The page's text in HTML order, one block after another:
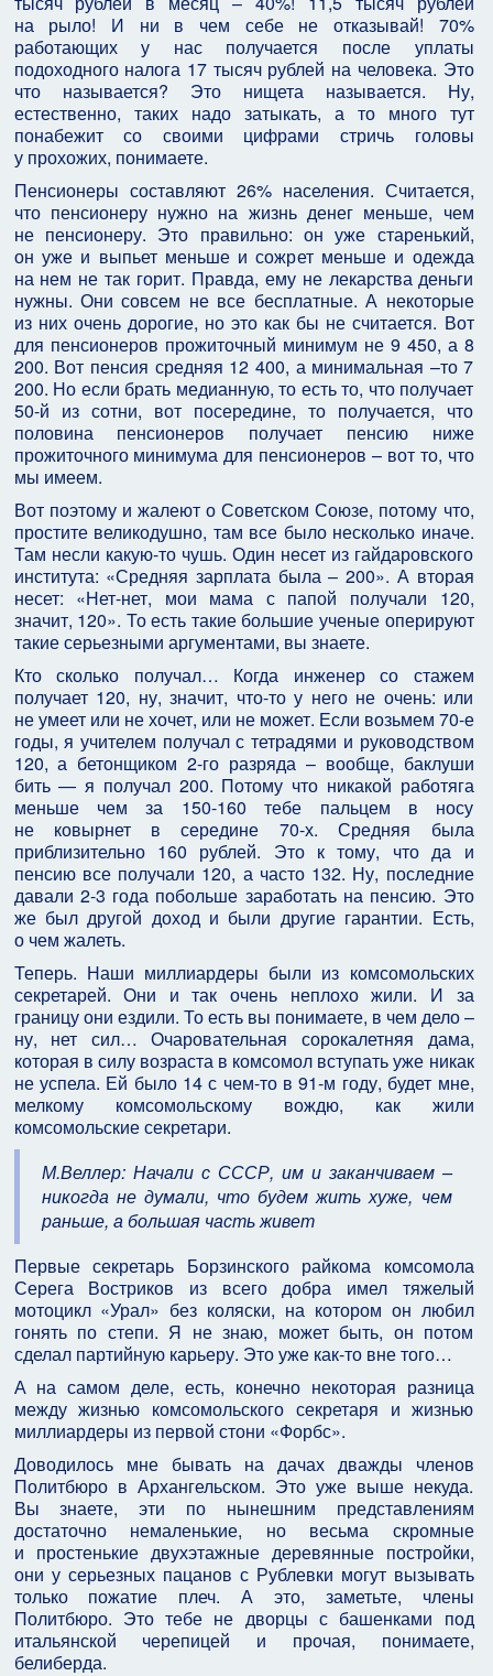
на рыло! И ни в чем себе не отказывай! 70%
работающих у нас получается после уплаты
подоходного налога 17 тысяч рублей на человека. Это
что называется? Это нищета называется. Ну,
естественно, таких надо затыкать, а то много тут
понабежит со своими цифрами стричь головы
у прохожих, понимаете.
Пенсионеры составляют 26% населения. Считается,
что пенсионеру нужно на жизнь денег меньше, чем
не пенсионеру. Это правильно: он уже старенький,
он уже и выпьет меньше и сожрет меньше и одежда
на нем не так горит. Правда, ему не лекарства деньги
нужны. Они совсем не все бесплатные. А некоторые
из них очень дорогие, но это как бы не считается. Вот
для пенсионеров прожиточный минимум не 9 450, а 8
200. Вот пенсия средняя 12 400, а минимальная –то 7
200. Но если брать медианную, то есть то, что получает
50-й из сотни, вот посередине, то получается, что
половина пенсионеров получает пенсию ниже
прожиточного минимума для пенсионеров – вот то, что
мы имеем.
Вот поэтому и жалеют о Советском Союзе, потому что,
простите великодушно, там все было несколько иначе.
Там несли какую-то чушь. Один несет из гайдаровского
института: «Средняя зарплата была – 200». А вторая
несет: «Нет-нет, мои мама с папой получали 120,
значит, 120». То есть такие большие ученые оперируют
такие серьезными аргументами, вы знаете.
Кто сколько получал… Когда инженер со стажем
получает 120, ну, значит, что-то у него не очень: или
не умеет или не хочет, или не может. Если возьмем 70-е
годы, я учителем получал с тетрадями и руководством
120, а бетонщиком 2-го разряда – вообще, баклуши
бить — я получал 200. Потому что никакой работяга
меньше чем за 150-160 тебе пальцем в носу
не ковырнет в середине 70-х. Средняя была
приблизительно 160 рублей. Это к тому, что да и
пенсию все получали 120, а часто 132. Ну, последние
давали 2-3 года побольше заработать на пенсию. Это
же был другой доход и были другие гарантии. Есть,
о чем жалеть.
Теперь. Наши миллиардеры были из комсомольских
секретарей. Они и так очень неплохо жили. И за
границу они ездили. То есть вы понимаете, в чем дело –
ну, нет сил… Очаровательная сорокалетняя дама,
которая в силу возраста в комсомол вступать уже никак
не успела. Ей было 14 с чем-то в 91-м году, будет мне,
мелкому комсомольскому вождю, как жили
комсомольские секретари.
М.Веллер: Начали с СССР, им и заканчиваем –
никогда не думали, что будем жить хуже, чем
раньше, а большая часть живет
Первые секретарь Борзинского райкома комсомола
Серега Востриков из всего добра имел тяжелый
мотоцикл «Урал» без коляски, на котором он любил
гонять по степи. Я не знаю, может быть, он потом
сделал партийную карьеру. Это уже как-то вне того…
А на самом деле, есть, конечно некоторая разница
между жизнью комсомольского секретаря и жизнью
миллиардеры из первой стони «Форбс».
Доводилось мне бывать на дачах дважды членов
Политбюро в Архангельском. Это уже выше некуда.
Вы знаете, эти по нынешним представлениям
достаточно немаленькие, но весьма скромные
и простенькие двухэтажные деревянные постройки,
они у серьезных пацанов с Рублевки могут вызывать
только пожатие плеч. А это, заметьте, члены
Политбюро. Это тебе не дворцы с башенками под
итальянской черепицей и прочая, понимаете,
белиберда.